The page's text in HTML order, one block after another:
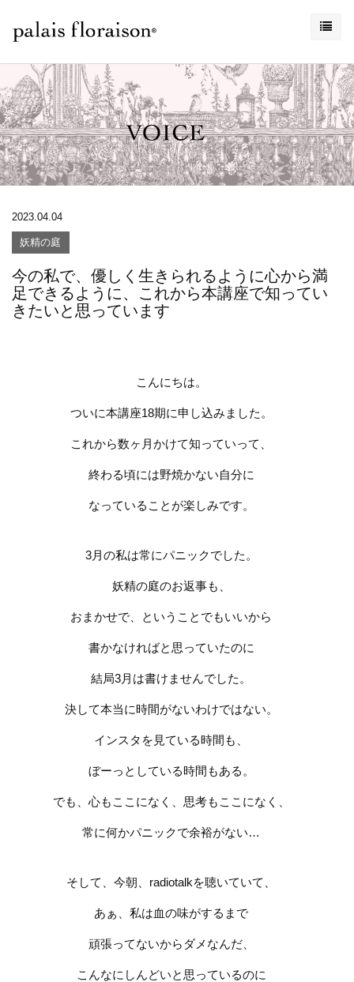
2023.04.04
妖精の庭
今の私で、優しく生きられるように心から満
足できるように、これから本講座で知ってい
きたいと思っています
こんにちは。
ついに本講座18期に申し込みました。
これから数ヶ月かけて知っていって、
終わる頃には野焼かない自分に
なっていることが楽しみです。
3月の私は常にパニックでした。
妖精の庭のお返事も、
お まかせで、ということでもいいから
書かなければと思っていたのに
結局3月は書けませんでした。
決して本当に時間がないわけではない。
インスタを見ている時間も、
ぼーっとしている時間もある。
でも、心もここになく、思考もここになく、
常に何かパニックで余裕がない…
そして、今朝、 radiotalkを聴いていて、
あぁ、私は血の味がするまで
頑張ってないからダメなんだ、
こんなにしんどいと思っているのに